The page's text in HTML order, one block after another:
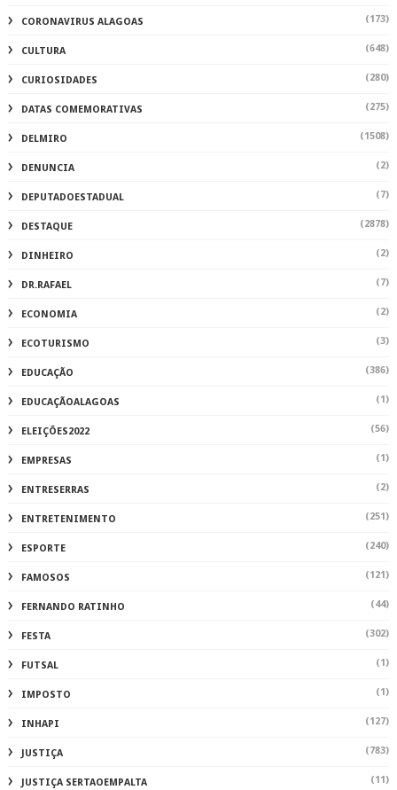
CORONAVIRUS ALAGOAS (173)
CULTURA (648)
CURIOSIDADES (280)
DATAS COMEMORATIVAS (275)
DELMIRO (1508)
DENUNCIA (2)
DEPUTADOESTADUAL (7)
DESTAQUE (2878)
DINHEIRO (2)
DR.RAFAEL (7)
ECONOMIA (2)
ECOTURISMO (3)
EDUCAÇÃO (386)
EDUCAÇÃOALAGOAS (1)
ELEIÇÕES2022 (56)
EMPRESAS (1)
ENTRESERRAS (2)
ENTRETENIMENTO (251)
ESPORTE (240)
FAMOSOS (121)
FERNANDO RATINHO (44)
FESTA (302)
FUTSAL (1)
IMPOSTO (1)
INHAPI (127)
JUSTIÇA (783)
JUSTIÇA SERTAOEMPALTA (11)